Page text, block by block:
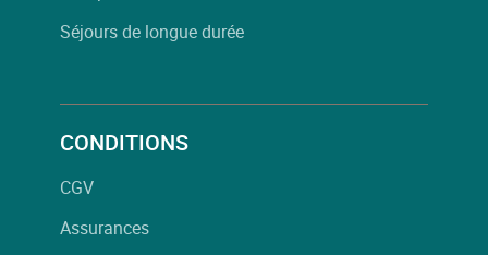
Séjours de longue durée
CONDITIONS
CGV
Assurances